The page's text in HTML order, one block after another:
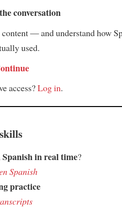
conversation
— and understand how
used.
access?Log in.
Spanish in real time?
Spanish
practice